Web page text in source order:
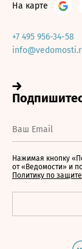
На карте
+7 495 956-34-58
Нажимая кнопку
от «Ведомости» и
Политику по